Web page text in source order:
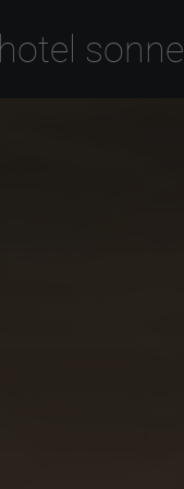
hotel sonne